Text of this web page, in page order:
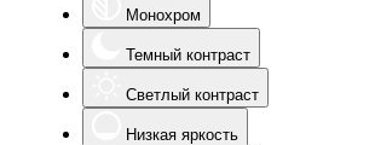
Монохром
Темный контраст
Светлый контраст
Низкая яркость